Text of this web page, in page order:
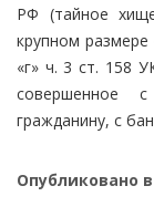
РФ (тайное
крупном
«г» ч. 3 ст. 158
совершенное
гражданину, с
Опубликовано в